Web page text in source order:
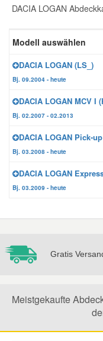
DACIA LOGAN
Modell auswählen
DACIA LOGAN (LS_)
Bj. 09.2004 - heute
DACIA LOGAN MCV I
Bj. 02.2007 - 02.2013
DACIA LOGAN Pick-
Bj. 03.2008 - heute
DACIA LOGAN
Bj. 03.2009 - heute
Gratis
Meistgekaufte
Reparatur-
Winter-
Hyundai
Jeep Ersatzteile
Lancia